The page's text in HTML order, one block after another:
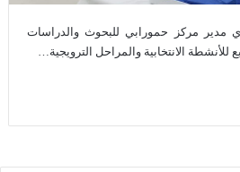
مدير مركز حمورابي للبحوث والدراسات
للأنشطة الانتخابية والمراحل الترويجية…